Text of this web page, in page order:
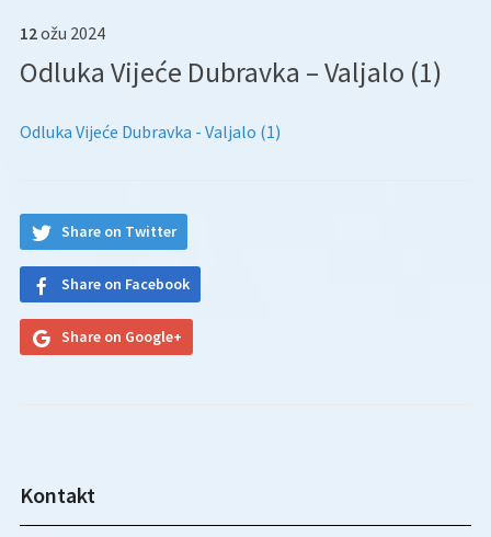
12ožu 2024
Odluka Vijeće Dubravka – Valjalo (1)
Odluka Vijeće Dubravka - Valjalo (1)
Share on Twitter
Share on Facebook
Share on Google+
Kontakt